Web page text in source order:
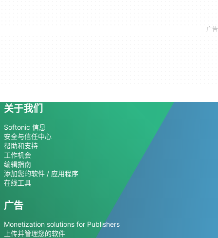
关于我们
Softonic 信息
安全与信任中心
帮助和支持
工作机会
编辑指南
添加您的软件 / 应用程序
在线工具
广告
Monetization solutions for Publishers
上传并管理您的软件